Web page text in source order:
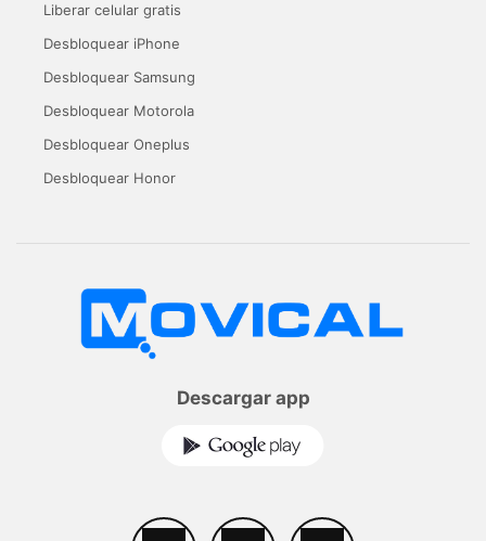
Liberar celular gratis
Desbloquear iPhone
Desbloquear Samsung
Desbloquear Motorola
Desbloquear Oneplus
Desbloquear Honor
Descargar app